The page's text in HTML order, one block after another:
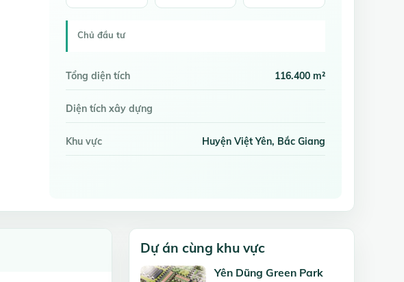
Chủ đầu tư
Tổng diện tích 116.400 m²
Diện tích xây dựng
Khu vực Huyện Việt Yên, Bắc Giang
Dự án cùng khu vực
Yên Dũng Green Park